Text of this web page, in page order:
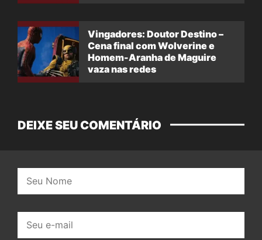
Vingadores: Doutor Destino –
Cena final com Wolverine e
Homem-Aranha de Maguire
vaza nas redes
DEIXE SEU COMENTÁRIO
mail: